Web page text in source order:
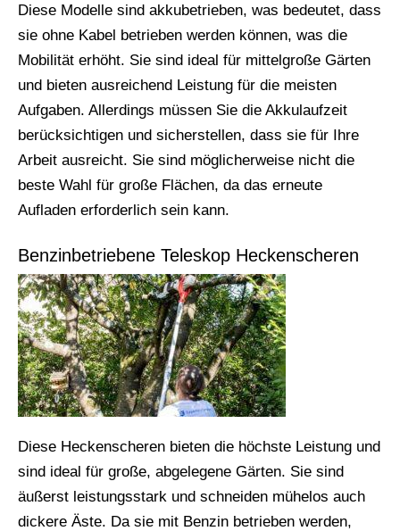
Diese Modelle sind akkubetrieben, was bedeutet, dass
sie ohne Kabel betrieben werden können, was die
Mobilität erhöht. Sie sind ideal für mittelgroße Gärten
und bieten ausreichend Leistung für die meisten
Aufgaben. Allerdings müssen Sie die Akkulaufzeit
berücksichtigen und sicherstellen, dass sie für Ihre
Arbeit ausreicht. Sie sind möglicherweise nicht die
beste Wahl für große Flächen, da das erneute
Aufladen erforderlich sein kann.
Benzinbetriebene Teleskop Heckenscheren
Diese Heckenscheren bieten die höchste Leistung und
sind ideal für große, abgelegene Gärten. Sie sind
äußerst leistungsstark und schneiden mühelos auch
dickere Äste. Da sie mit Benzin betrieben werden,